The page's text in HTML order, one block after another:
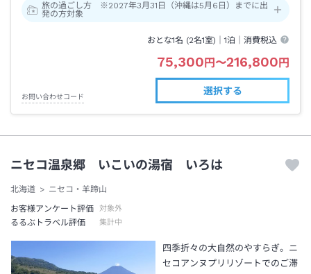
旅の過ごし方 ※2027年3月31日（沖縄は5月6日）までに出
発の方対象
おとな1名 (2名1室)｜1泊 ｜消費税込
75,300 円 〜216,800 円
お問い合わせコード
選択する
ニセコ温泉郷 いこいの湯宿 いろは
北海道
ニセコ・羊蹄山
お客様アンケート評価
対象外
るるぶトラベル評価 集計中
四季折々の大自然のやすらぎ。ニ
セコアンヌプリリゾートでのご滞